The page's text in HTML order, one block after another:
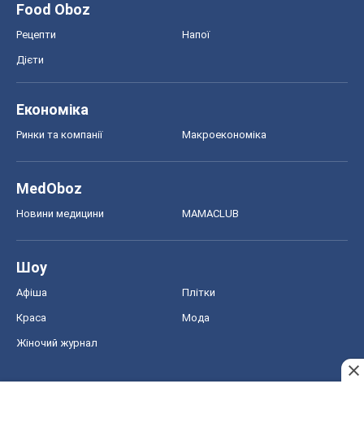
Food Oboz
Рецепти Напої
Дієти
Економіка
Ринки та компанії Макроекономіка
MedOboz
Новини медицини MAMACLUB
Шоу
Афіша Плітки
Краса Мода
Жіночий журнал